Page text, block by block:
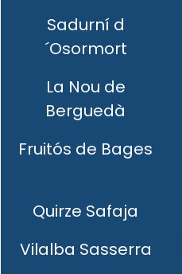
Sadurní d
´Osormort
La Nou de
Berguedà
Fruitós de Bages
Quirze Safaja
Vilalba Sasserra